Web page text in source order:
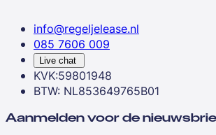
info@regeljelease.nl
085 7606 009
Live chat
KVK:59801948
BTW: NL853649765B01
Aanmelden voor de